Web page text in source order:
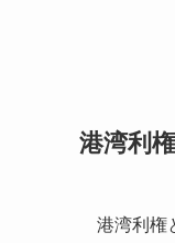
港湾利
港湾利権